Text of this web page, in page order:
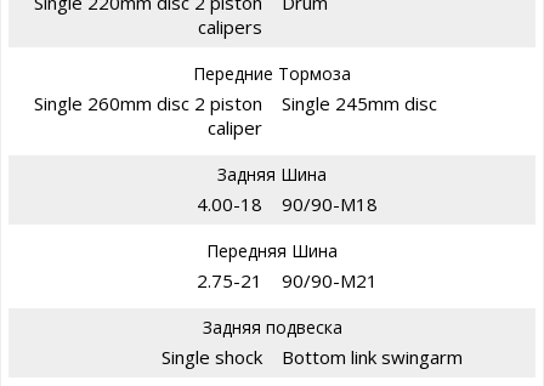
calipers
Передние Тормоза
Single 260mm disc 2 piston
caliper
Single 245mm disc
Задняя Шина
4.00-18 90/90-M18
Передняя Шина
2.75-21 90/90-M21
Задняя подвеска
Single shock Bottom link swingarm